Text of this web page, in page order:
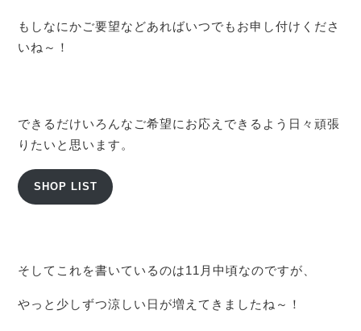
もしなにかご要望などあればいつでもお申し付けくださ
いね～！
できるだけいろんなご希望にお応えできるよう日々頑張
りたいと思います。
SHOP LIST
そしてこれを書いているのは11月中頃なのですが、
やっと少しずつ涼しい日が増えてきましたね～！